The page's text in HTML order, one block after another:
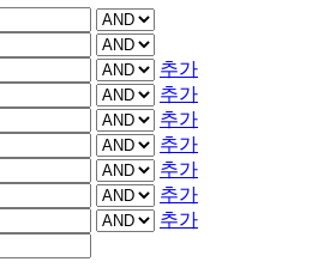
추가
추가
추가
추가
추가
추가
추가